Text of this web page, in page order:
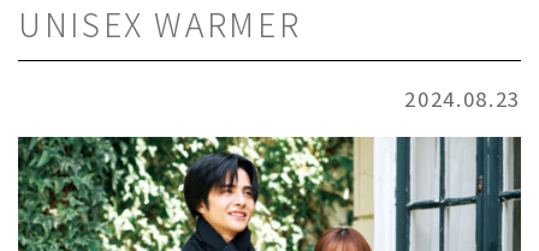
UNISEX WARMER
2024.08.23